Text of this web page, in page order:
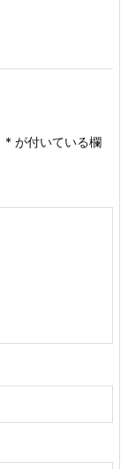
* が付いている欄